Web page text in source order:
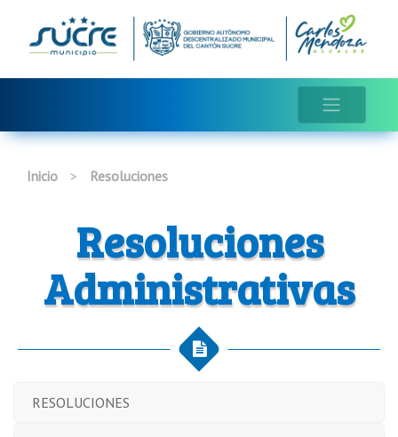
Inicio > Resoluciones
Resoluciones
Administrativas
RESOLUCIONES